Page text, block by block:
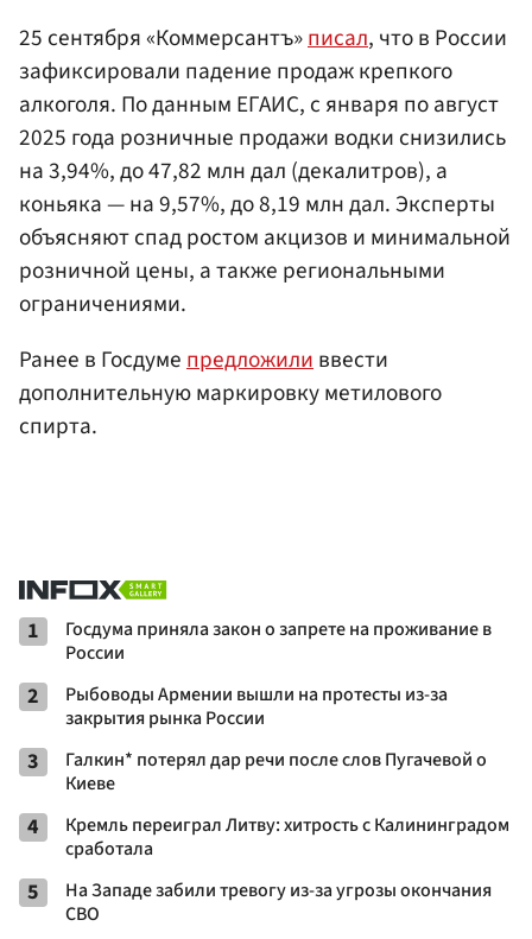
25 сентября «Коммерсантъ»писал, что в России
зафиксировали падение продаж крепкого
алкоголя. По данным ЕГАИС, с января по август
2025 года розничные продажи водки снизились
на 3,94%, до 47,82 млн дал (декалитров), а
коньяка — на 9,57%, до 8,19 млн дал. Эксперты
объясняют спад ростом акцизов и минимальной
розничной цены, а также региональными
ограничениями.
Ранее в Госдумепредложиливвести
дополнительную маркировку метилового
спирта.
1
Госдума приняла закон о запрете на проживание в
России
2
Рыбоводы Армении вышли на протесты из-за
закрытия рынка России
3
Галкин* потерял дар речи после слов Пугачевой о
Киеве
4
Кремль переиграл Литву: хитрость с Калининградом
сработала
5
На Западе забили тревогу из-за угрозы окончания
СВО